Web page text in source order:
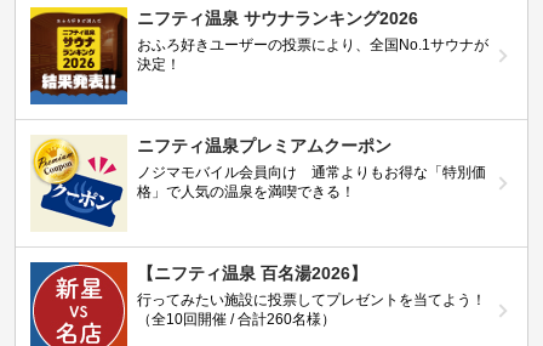
ニフティ温泉 サウナランキング2026
おふろ好きユーザーの投票により、全国No.1サウナが
決定！
ニフティ温泉プレミアムクーポン
ノジマモバイル会員向け 通常よりもお得な「特別価
格」で人気の温泉を満喫できる！
【ニフティ温泉 百名湯2026】
行ってみたい施設に投票してプレゼントを当てよう！
（全10回開催 / 合計260名様）